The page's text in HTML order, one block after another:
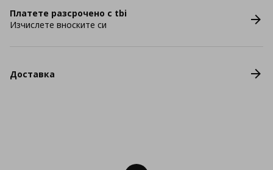
Платете разсрочено с tbi
Изчислете вноските си
Доставка